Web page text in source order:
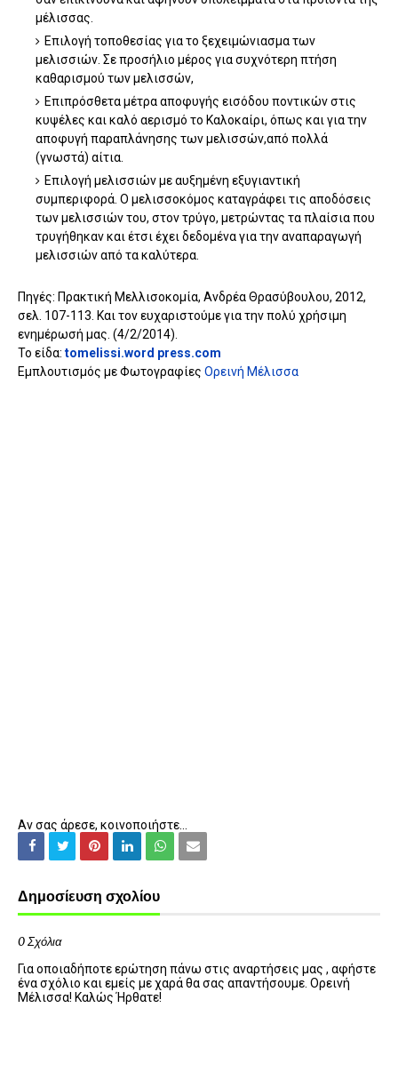
μέλισσας.
Επιλογή τοποθεσίας για το ξεχειμώνιασμα των
μελισσιών. Σε προσήλιο μέρος για συχνότερη πτήση
καθαρισμού των μελισσών,
Επιπρόσθετα μέτρα αποφυγής εισόδου ποντικών στις
κυψέλες και καλό αερισμό το Καλοκαίρι, όπως και για την
αποφυγή παραπλάνησης των μελισσών,από πολλά
(γνωστά) αίτια.
Επιλογή μελισσιών με αυξημένη εξυγιαντική
συμπεριφορά. Ο μελισσοκόμος καταγράφει τις αποδόσεις
των μελισσιών του, στον τρύγο, μετρώντας τα πλαίσια που
τρυγήθηκαν και έτσι έχει δεδομένα για την αναπαραγωγή
μελισσιών από τα καλύτερα.
Πηγές: Πρακτική Μελλισοκομία, Ανδρέα Θρασύβουλου, 2012,
σελ. 107-113. Και τον ευχαριστούμε για την πολύ χρήσιμη
ενημέρωσή μας. (4/2/2014).
Το είδα: tomelissi.word press.com
Εμπλουτισμός με Φωτογραφίες Ορεινή Μέλισσα
Αν σας άρεσε, κοινοποιήστε...
Δημοσίευση σχολίου
0 Σχόλια
Για οποιαδήποτε ερώτηση πάνω στις αναρτήσεις μας , αφήστε
ένα σχόλιο και εμείς με χαρά θα σας απαντήσουμε. Ορεινή
Μέλισσα! Καλώς Ήρθατε!